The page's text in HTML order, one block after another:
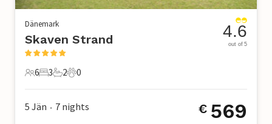
Dänemark
Skaven Strand
6 Gäste
6
3 Schlafzimmer
3
2 Badezimmer
2
0 Haustiere
0
4.6
out of 5
5 Jän • 7 nights € 569